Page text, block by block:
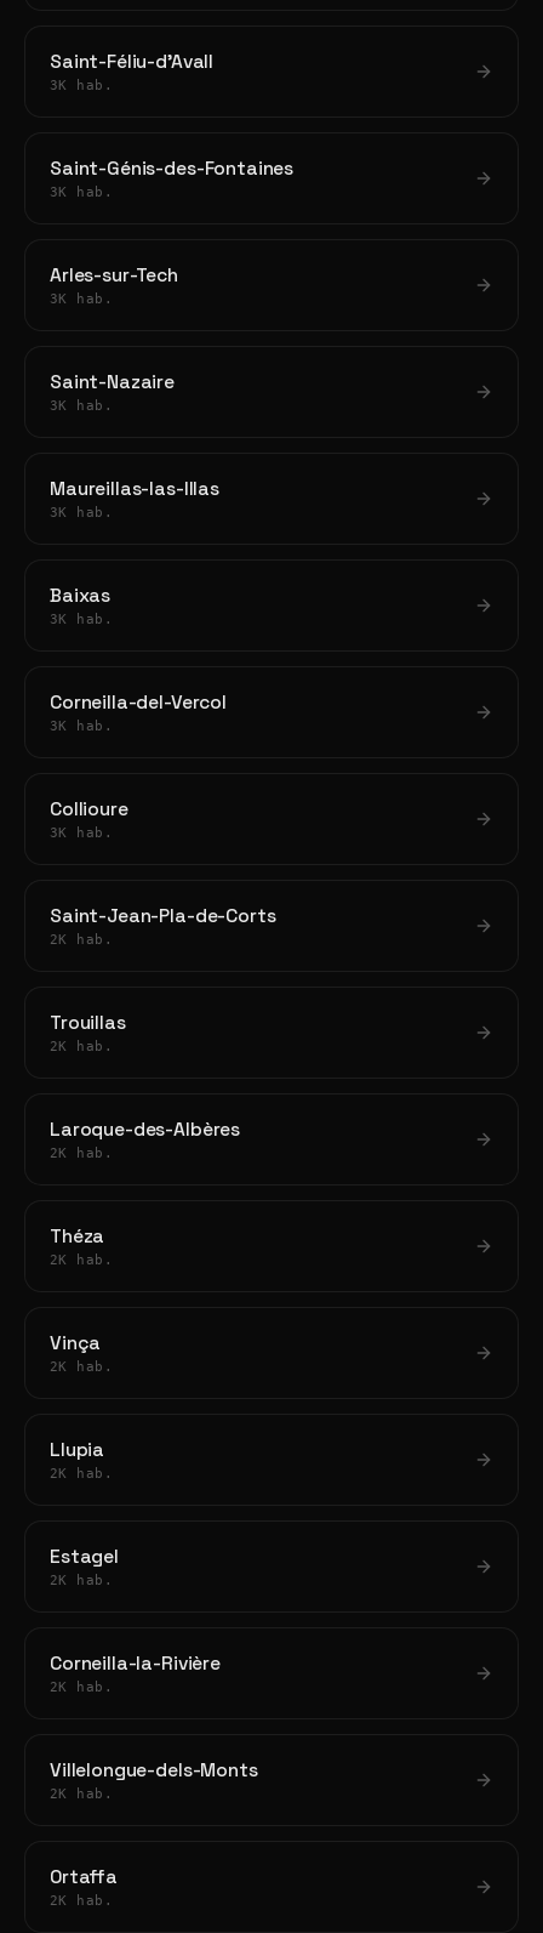
Saint-Féliu-d'Avall
3K hab.
Saint-Génis-des-Fontaines
3K hab.
Arles-sur-Tech
3K hab.
Saint-Nazaire
3K hab.
Maureillas-las-Illas
3K hab.
Baixas
3K hab.
Corneilla-del-Vercol
3K hab.
Collioure
3K hab.
Saint-Jean-Pla-de-Corts
2K hab.
Trouillas
2K hab.
Laroque-des-Albères
2K hab.
Théza
2K hab.
Vinça
2K hab.
Llupia
2K hab.
Estagel
2K hab.
Corneilla-la-Rivière
2K hab.
Villelongue-dels-Monts
2K hab.
Ortaffa
2K hab.